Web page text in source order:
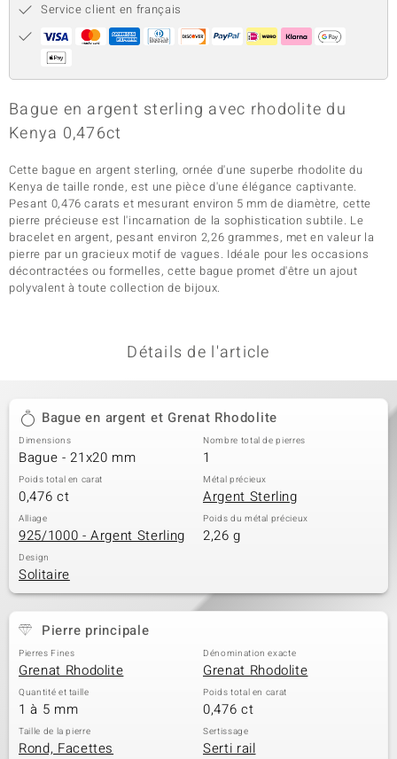
Service client en français
Bague en argent sterling avec rhodolite du
Kenya 0,476ct
Cette bague en argent sterling, ornée d'une superbe rhodolite du
Kenya de taille ronde, est une pièce d'une élégance captivante.
Pesant 0,476 carats et mesurant environ 5 mm de diamètre, cette
pierre précieuse est l'incarnation de la sophistication subtile. Le
bracelet en argent, pesant environ 2,26 grammes, met en valeur la
pierre par un gracieux motif de vagues. Idéale pour les occasions
décontractées ou formelles, cette bague promet d'être un ajout
polyvalent à toute collection de bijoux.
Détails de l'article
Bague en argent et Grenat Rhodolite
Dimensions
Bague - 21x20 mm
Nombre total de pierres
1
Poids total en carat
0,476 ct
Métal précieux
Argent Sterling
Alliage
925/1000 - Argent Sterling
Poids du métal précieux
2,26 g
Design
Solitaire
Pierre principale
Pierres Fines
Grenat Rhodolite
Dénomination exacte
Grenat Rhodolite
Quantité et taille
1 à 5 mm
Poids total en carat
0,476 ct
Taille de la pierre
Rond, Facettes
Sertissage
Serti rail